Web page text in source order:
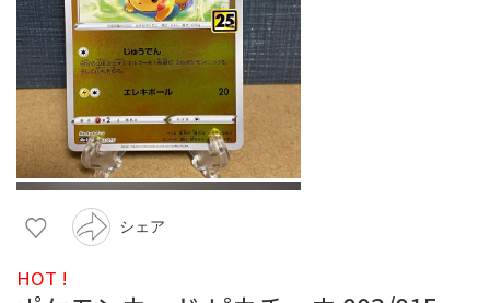
シェア
HOT !